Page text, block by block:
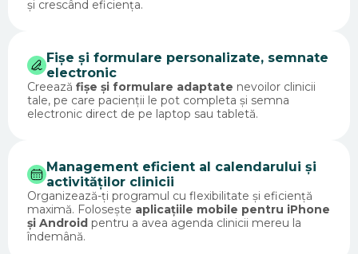
și crescând eficiența.
Fișe și formulare personalizate, semnate
electronic
Creează fișe și formulare adaptate nevoilor clinicii
tale, pe care pacienții le pot completa și semna
electronic direct de pe laptop sau tabletă.
Management eficient al calendarului și
activităților clinicii
Organizează-ți programul cu flexibilitate și eficiență
maximă. Folosește aplicațiile mobile pentru iPhone
și Android pentru a avea agenda clinicii mereu la
îndemână.